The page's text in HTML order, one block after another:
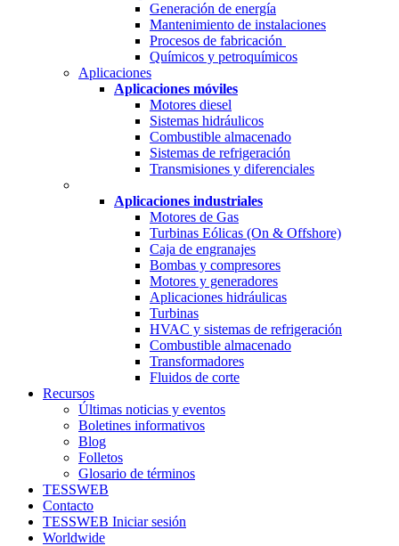
Generación de energía
Mantenimiento de instalaciones
Procesos de fabricación
Químicos y petroquímicos
Aplicaciones
Aplicaciones móviles
Motores diesel
Sistemas hidráulicos
Combustible almacenado
Sistemas de refrigeración
Transmisiones y diferenciales
Aplicaciones industriales
Motores de Gas
Turbinas Eólicas (On & Offshore)
Caja de engranajes
Bombas y compresores
Motores y generadores
Aplicaciones hidráulicas
Turbinas
HVAC y sistemas de refrigeración
Combustible almacenado
Transformadores
Fluidos de corte
Recursos
Últimas noticias y eventos
Boletines informativos
Blog
Folletos
Glosario de términos
TESSWEB
Contacto
TESSWEB Iniciar sesión
Worldwide